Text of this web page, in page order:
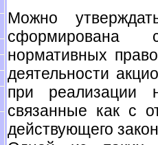
Можно
сформирована
нормативных
деятельности
при реализации
связанные как с
действующего